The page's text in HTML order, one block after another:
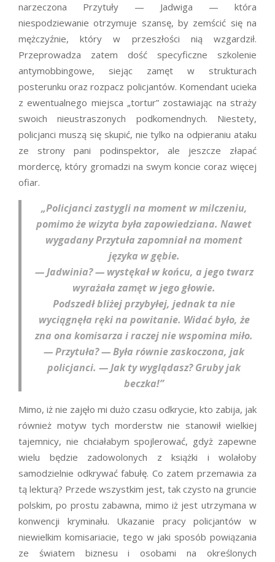
narzeczona Przytuły — Jadwiga — która
niespodziewanie otrzymuje szansę, by zemścić się na
mężczyźnie, który w przeszłości nią wzgardził.
Przeprowadza zatem dość specyficzne szkolenie
antymobbingowe, siejąc zamęt w strukturach
posterunku oraz rozpacz policjantów. Komendant ucieka
z ewentualnego miejsca „tortur” zostawiając na straży
swoich nieustraszonych podkomendnych. Niestety,
policjanci muszą się skupić, nie tylko na odpieraniu ataku
ze strony pani podinspektor, ale jeszcze złapać
mordercę, który gromadzi na swym koncie coraz więcej
ofiar.
„Policjanci zastygli na moment w milczeniu,
pomimo że wizyta była zapowiedziana. Nawet
wygadany Przytuła zapomniał na moment
języka w gębie.
— Jadwinia? — wystękał w końcu, a jego twarz
wyrażała zamęt w jego głowie.
Podszedł bliżej przybyłej, jednak ta nie
wyciągnęła ręki na powitanie. Widać było, że
zna ona komisarza i raczej nie wspomina miło.
— Przytuła? — Była równie zaskoczona, jak
policjanci. — Jak ty wyglądasz? Gruby jak
beczka!”
Mimo, iż nie zajęło mi dużo czasu odkrycie, kto zabija, jak
również motyw tych morderstw nie stanowił wielkiej
tajemnicy, nie chciałabym spojlerować, gdyż zapewne
wielu będzie zadowolonych z książki i wolałoby
samodzielnie odkrywać fabułę. Co zatem przemawia za
tą lekturą? Przede wszystkim jest, tak czysto na gruncie
polskim, po prostu zabawna, mimo iż jest utrzymana w
konwencji kryminału. Ukazanie pracy policjantów w
niewielkim komisariacie, tego w jaki sposób powiązania
ze światem biznesu i osobami na określonych